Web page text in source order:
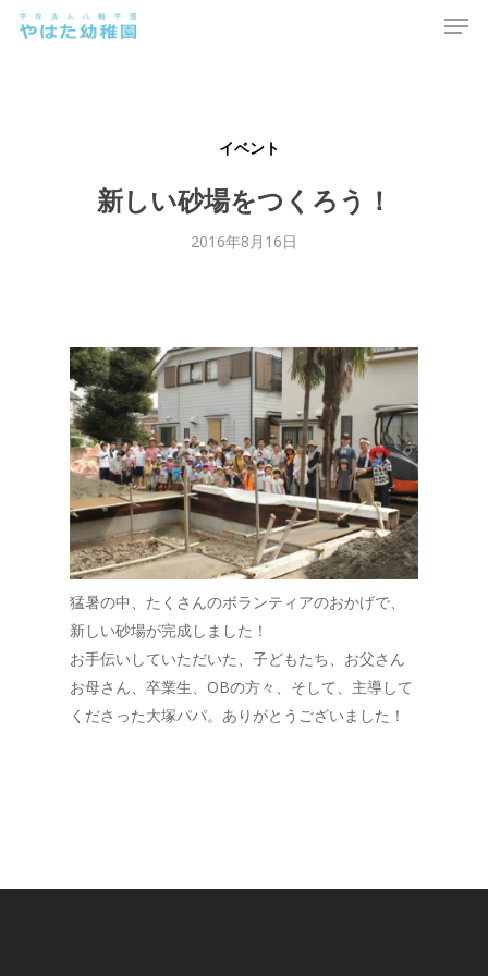
Skip
イベント
新しい砂場をつくろう！
2016年8月16日
猛暑の中、たくさんのボランティアのおかげで、
新しい砂場が完成しました！
お手伝いしていただいた、子どもたち、お父さん
お母さん、卒業生、OBの方々、そして、主導して
くださった大塚パパ。ありがとうございました！